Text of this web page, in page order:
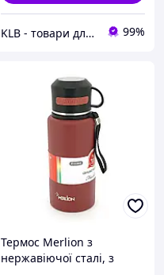
KLB - товари для дому, дітей та тварин 99%
Термос Merlion з
нержавіючої сталі, з